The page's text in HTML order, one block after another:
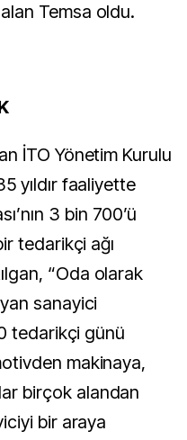
Temsa oldu.
İTO Yönetim Kurulu
yıldır faaliyette
3 bin 700’ü
tedarikçi ağı
“Oda olarak
sanayici
tedarikçi günü
makinaya,
birçok alandan
bir araya